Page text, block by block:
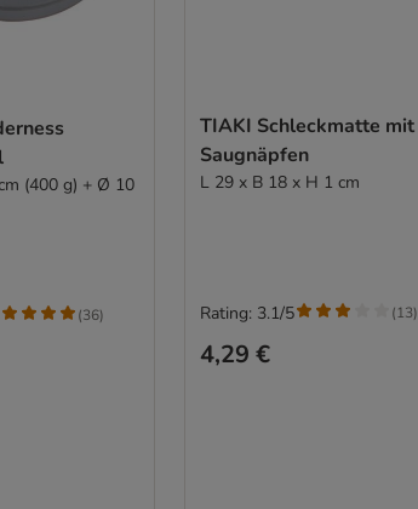
(400 g) + Ø 10
(36)
TIAKI Schleckmatte mit
Saugnäpfen
L 29 x B 18 x H 1 cm
4,29 €
Rating: 3.1/5 (13)